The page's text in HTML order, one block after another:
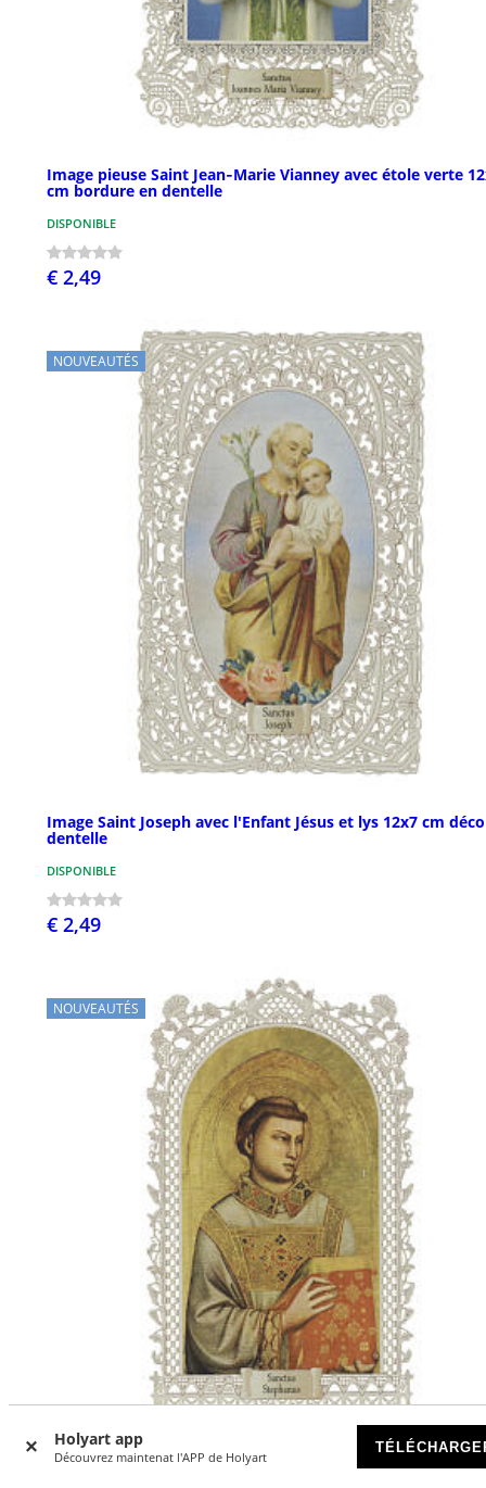
Holyart app
Découvrez maintenat l'APP de Holyart
Image pieuse Saint Jean‑Marie Vianney avec étole verte
cm bordure en dentelle
DISPONIBLE
€ 2,49
NOUVEAUTÉS
Image Saint Joseph avec l'Enfant Jésus et lys 12x7 cm
dentelle
DISPONIBLE
€ 2,49
NOUVEAUTÉS
Image pieuse Saint Étienne avec Évangéliaire 12x7 cm